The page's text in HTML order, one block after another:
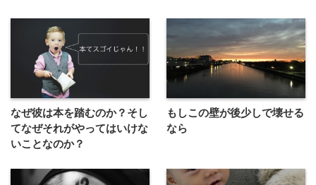
なぜ彼は本を踏むのか？そし
てなぜそれがやってはいけな
いことなのか？
もしこの壁が後少しで壊せる
なら